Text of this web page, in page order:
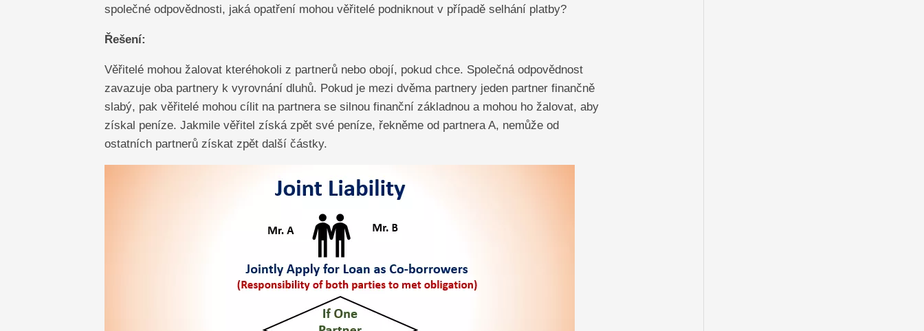
společné odpovědnosti, jaká opatření mohou věřitelé podniknout v případě selhání platby?
Řešení:
Věřitelé mohou žalovat kteréhokoli z partnerů nebo obojí, pokud chce. Společná odpovědnost
zavazuje oba partnery k vyrovnání dluhů. Pokud je mezi dvěma partnery jeden partner finančně
slabý, pak věřitelé mohou cílit na partnera se silnou finanční základnou a mohou ho žalovat, aby
získal peníze. Jakmile věřitel získá zpět své peníze, řekněme od partnera A, nemůže od
ostatních partnerů získat zpět další částky.